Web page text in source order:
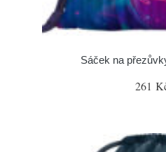
Sáček na
261